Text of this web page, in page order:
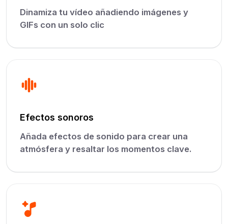
Dinamiza tu vídeo añadiendo imágenes y
GIFs con un solo clic
Efectos sonoros
Añada efectos de sonido para crear una
atmósfera y resaltar los momentos clave.